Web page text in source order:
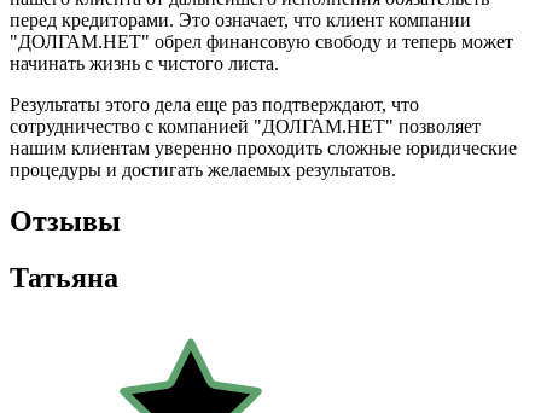
перед кредиторами. Это означает, что клиент компании
"ДОЛГАМ.НЕТ" обрел финансовую свободу и теперь может
начинать жизнь с чистого листа.
Результаты этого дела еще раз подтверждают, что
сотрудничество с компанией "ДОЛГАМ.НЕТ" позволяет
нашим клиентам уверенно проходить сложные юридические
процедуры и достигать желаемых результатов.
Отзывы
Татьяна